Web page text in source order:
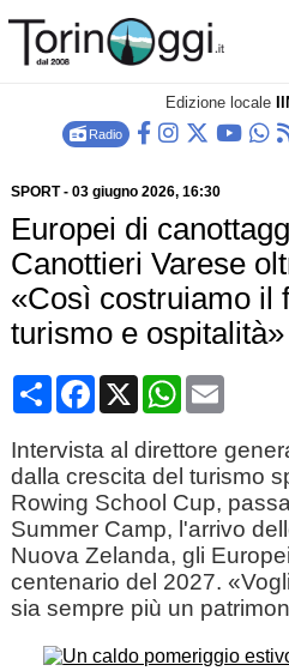
Edizione locale
Radio
SPORT- 03 giugno 2026, 16:30
Europei di
Canottieri Varese
«Così costruiamo il
turismo e ospitalità»
CondividiFacebook
X WhatsApp
Email
Intervista al direttore
dalla crescita del turismo
Rowing School Cup,
Summer Camp, l'arrivo
Nuova Zelanda, gli
centenario del 2027.
sia sempre più un